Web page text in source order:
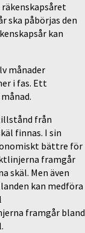
ska påbörjas den
kan
månader
i fas. Ett
från
finnas. I sin
bättre för
framgår
skäl. Men även
kan medföra
framgår bland